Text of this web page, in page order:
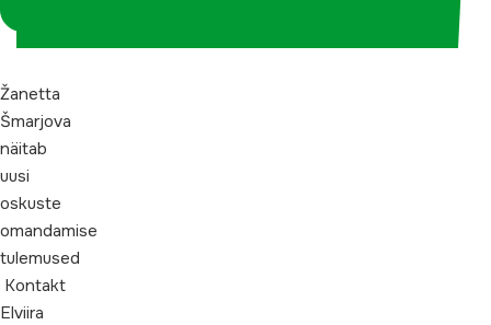
Žanetta
Šmarjova
näitab
uusi
oskuste
omandamise
tulemused
Kontakt
Elviira